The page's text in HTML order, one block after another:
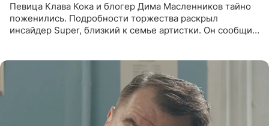
Певица Клава Кока и блогер Дима Масленников тайно
поженились. Подробности торжества раскрыл
инсайдер Super, близкий к семье артистки. Он сообщил,